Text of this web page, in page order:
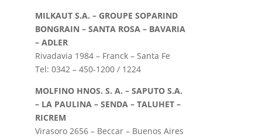
MILKAUT S.A. – GROUPE SOPARIND
BONGRAIN – SANTA ROSA – BAVARIA
– ADLER
Rivadavia 1984 – Franck – Santa Fe
Tel: 0342 – 450-1200 / 1224
MOLFINO HNOS. S. A. – SAPUTO S.A.
– LA PAULINA – SENDA – TALUHET –
RICREM
Virasoro 2656 – Beccar – Buenos Aires